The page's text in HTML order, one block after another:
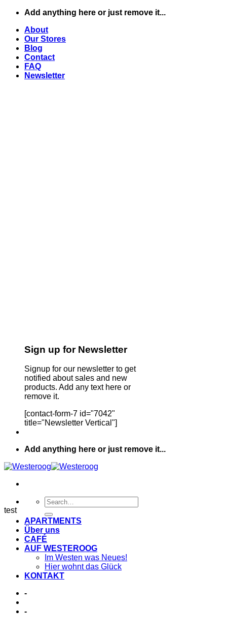
Skip
content
Add anything here or just remove it...
About
Our Stores
Blog
Contact
FAQ
Newsletter
Sign up for Newsletter
Signup for our newsletter to get
notified about sales and new
products. Add any text here or
remove it.
[contact-form-7 id="7042"
title="Newsletter Vertical"]
Add anything here or just remove it...
APARTMENTS
Über uns
CAFÉ
AUF WESTEROOG
Im Westen was Neues!
Hier wohnt das Glück
KONTAKT
-
-
test